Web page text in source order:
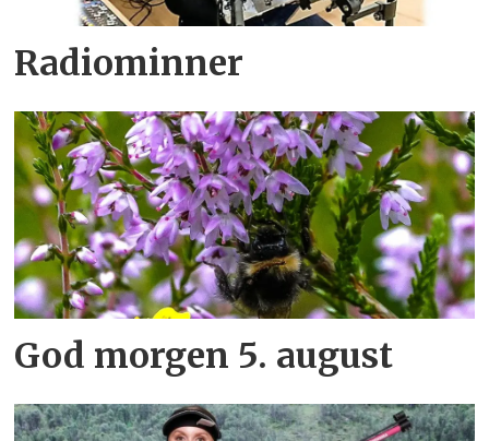
Radiominner
God morgen 5. august